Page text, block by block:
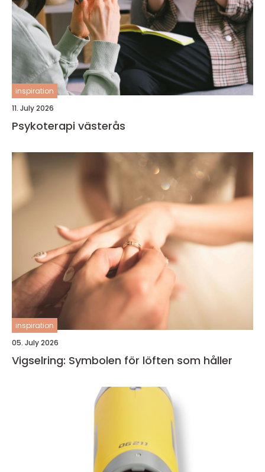
inspiration
11. July 2026
Psykoterapi västerås
inspiration
05. July 2026
Vigselring: Symbolen för löften som håller